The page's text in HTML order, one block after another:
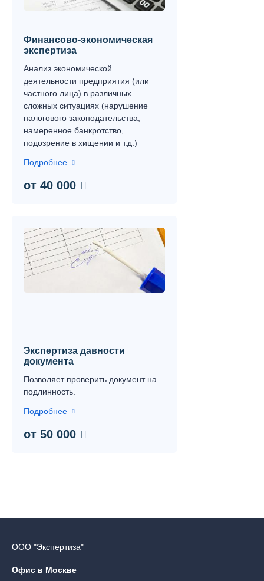
Финансово-экономическая
экспертиза
Анализ экономической
деятельности предприятия (или
частного лица) в различных
сложных ситуациях (нарушение
налогового законодательства,
намеренное банкротство,
подозрение в хищении и т.д.)
Подробнее
от 40 000
Экспертиза давности
документа
Позволяет проверить документ на
подлинность.
Подробнее
от 50 000
ООО "Экспертиза"
Офис в Москве